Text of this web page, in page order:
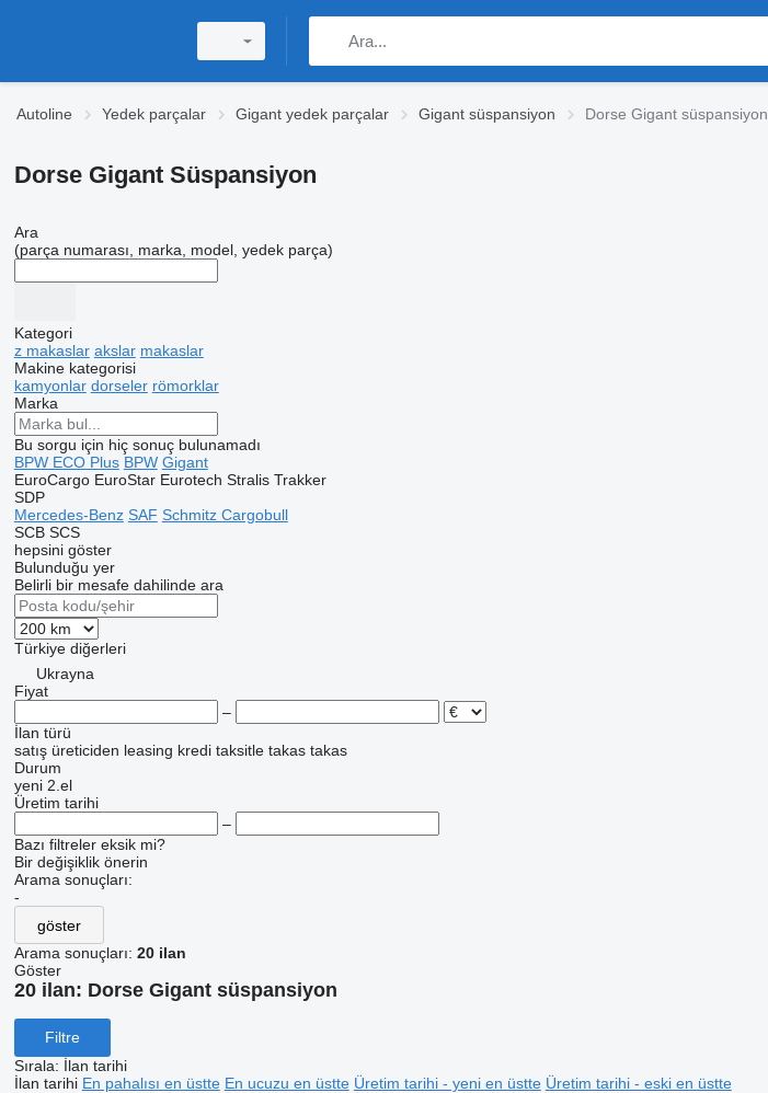
Autoline Yedek parçalar Gigant yedek parçalar Gigant süspansiyon Dorse Gigant süspansiyon
Dorse Gigant Süspansiyon
Ara
(parça numarası, marka, model, yedek parça)
Kategori
z makaslar akslar makaslar
Makine kategorisi
kamyonlar dorseler römorklar
Marka
Bu sorgu için hiç sonuç bulunamadı
BPW ECO Plus BPW Gigant
EuroCargo EuroStar Eurotech Stralis Trakker
SDP
Mercedes-Benz SAF Schmitz Cargobull
SCB SCS
hepsini göster
Bulunduğu yer
Belirli bir mesafe dahilinde ara
Türkiye diğerleri
Ukrayna
Fiyat
–
İlan türü
satış üreticiden leasing kredi taksitle takas takas
Durum
yeni 2.el
Üretim tarihi
–
Bazı filtreler eksik mi?
Bir değişiklik önerin
Arama sonuçları:
-
göster
Arama sonuçları: 20 ilan
Göster
20 ilan: Dorse Gigant süspansiyon
Filtre
Sırala: İlan tarihi
İlan tarihi En pahalısı en üstte En ucuzu en üstte Üretim tarihi - yeni en üstte Üretim tarihi - eski en üstte